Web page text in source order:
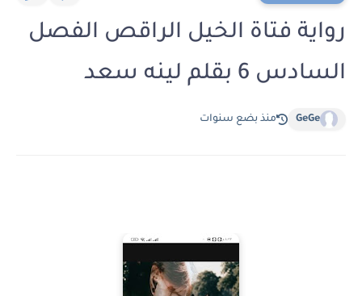
رواية فتاة الخيل الراقص الفصل
السادس 6 بقلم لينه سعد
GeGe منذ بضع سنوات